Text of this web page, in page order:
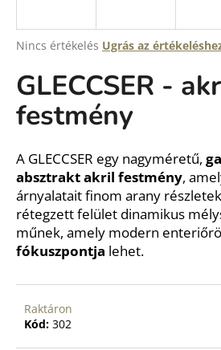
A
átlagos
értékelése
5-
ből
csillag.
Nincs értékelés Ugrás az
GLECCSER -
festmény
A GLECCSER egy nagyméretű,
absztrakt akril festmény,
árnyalatait finom arany
rétegzett felület dinamikus
műnek, amely modern
fókuszpontja lehet.
Raktáron
Kód: 302